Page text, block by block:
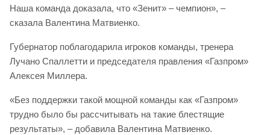
Наша команда доказала, что «Зенит» – чемпион», –
сказала Валентина Матвиенко.
Губернатор поблагодарила игроков команды, тренера
Лучано Спаллетти и председателя правления «Газпром»
Алексея Миллера.
«Без поддержки такой мощной команды как «Газпром»
трудно было бы рассчитывать на такие блестящие
результаты», – добавила Валентина Матвиенко.